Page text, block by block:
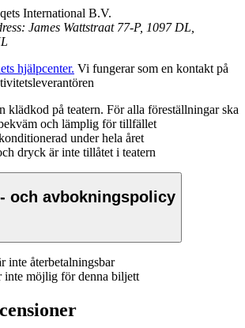
International B.V.
James Wattstraat 77-P, 1097 DL,
hjälpcenter. Vi fungerar som en kontakt på
klädkod på teatern. För alla föreställningar ska
och lämplig för tillfället
under hela året
dryck är inte tillåtet i teatern
och avbokningspolicy
inte återbetalningsbar
inte möjlig för denna biljett